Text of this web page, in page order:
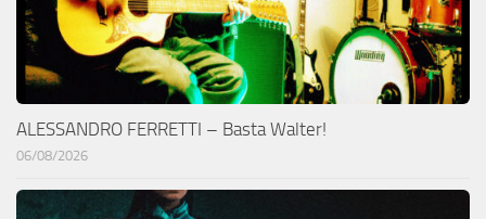
ALESSANDRO FERRETTI – Basta Walter!
06/08/2026